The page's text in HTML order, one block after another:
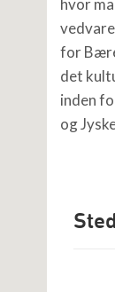
hvor
for
det
inden
og